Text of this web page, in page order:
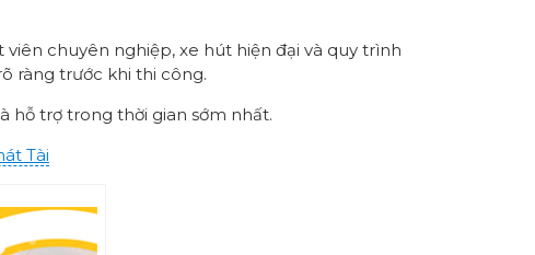
viên chuyên nghiệp, xe hút hiện đại và quy trình
ràng trước khi thi công.
hỗ trợ trong thời gian sớm nhất.
Tài